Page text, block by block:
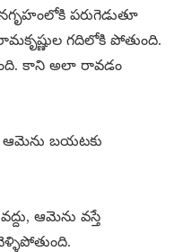
పరుగెడుతూ
గదిలోకి పోతుంది.
కాని అలా రావడం
ఆమెను బయటకు
వద్దు, ఆమెను వస్తే